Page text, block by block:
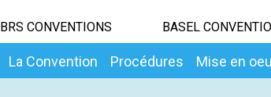
BRS CONVENTIONS BASEL
La Convention Procédures Mise en